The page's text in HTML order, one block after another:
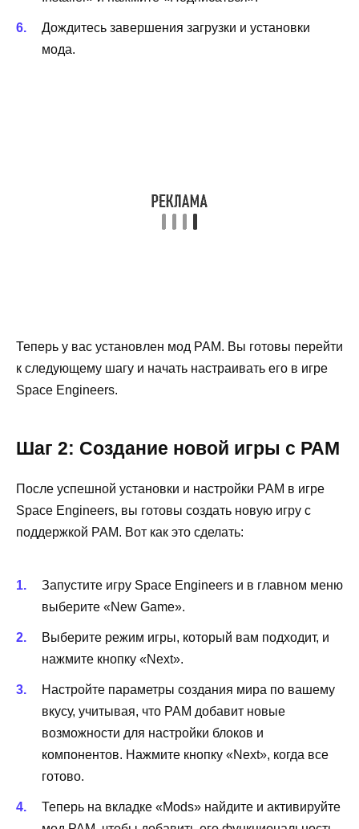
Дождитесь завершения загрузки и установки
мода.
Теперь у вас установлен мод PAM. Вы готовы перейти
к следующему шагу и начать настраивать его в игре
Space Engineers.
Шаг 2: Создание новой игры с PAM
После успешной установки и настройки PAM в игре
Space Engineers, вы готовы создать новую игру с
поддержкой PAM. Вот как это сделать:
Запустите игру Space Engineers и в главном меню
выберите «New Game».
Выберите режим игры, который вам подходит, и
нажмите кнопку «Next».
Настройте параметры создания мира по вашему
вкусу, учитывая, что PAM добавит новые
возможности для настройки блоков и
компонентов. Нажмите кнопку «Next», когда все
готово.
Теперь на вкладке «Mods» найдите и активируйте